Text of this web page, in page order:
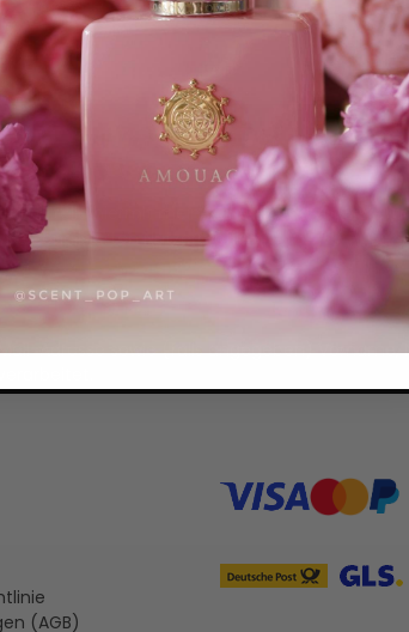
Ich erteile hiermit meine Einwilligung zur
personalisierten Nutzerprofils.
Adresse sowie (falls angegeben)
(AGB)